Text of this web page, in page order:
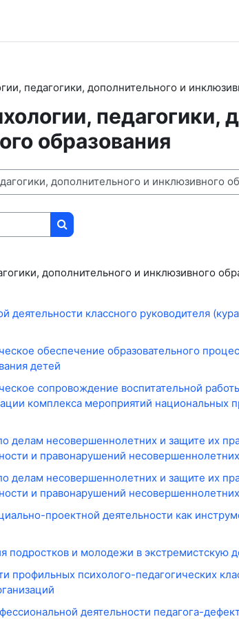
педагогики, дополнительного и
педагогики,
образования
Поиск курса
дополнительного и инклюзивного
деятельности классного руководителя
обеспечение образовательного
детей
сопровождение воспитательной
комплекса мероприятий национальных
делам несовершеннолетних и защите их
и правонарушений несовершеннолетних
делам несовершеннолетних и защите их
и правонарушений несовершеннолетних
проектной деятельности как
подростков и молодежи в экстремистскую
профильных психолого-педагогических
деятельности педагога-